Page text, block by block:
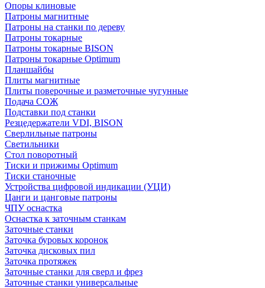
Опоры клиновые
Патроны магнитные
Патроны на станки по дереву
Патроны токарные
Патроны токарные BISON
Патроны токарные Optimum
Планшайбы
Плиты магнитные
Плиты поверочные и разметочные чугунные
Подача СОЖ
Подставки под станки
Резцедержатели VDI, BISON
Сверлильные патроны
Светильники
Стол поворотный
Тиски и прижимы Optimum
Тиски станочные
Устройства цифровой индикации (УЦИ)
Цанги и цанговые патроны
ЧПУ оснастка
Оснастка к заточным станкам
Заточные станки
Заточка буровых коронок
Заточка дисковых пил
Заточка протяжек
Заточные станки для сверл и фрез
Заточные станки универсальные